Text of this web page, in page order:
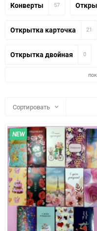
Конверты 57
Открытка карточка 21
Открытка двойная 0
Сортировать
NEW